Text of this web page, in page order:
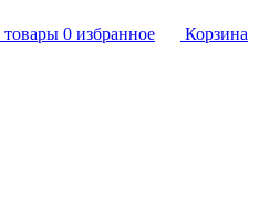
0 избранное
Корзина